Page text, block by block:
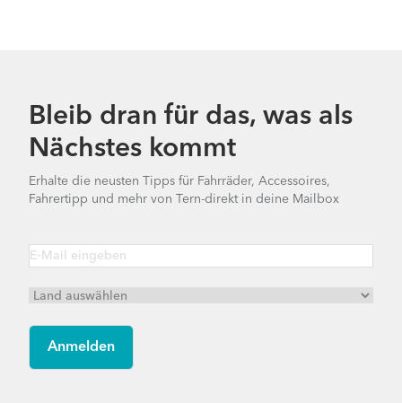
Bleib dran für das, was als
Nächstes kommt
Erhalte die neusten Tipps für Fahrräder, Accessoires,
Fahrertipp und mehr von Tern-direkt in deine Mailbox